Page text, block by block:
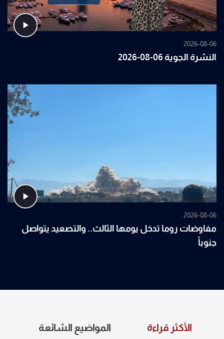
2026-08-06
النشرة الجوية 06-08-2026
2026-08-06
مفاوضات روما تدخل يومها الثالث.. والتصعيد يتواصل
جنوباً
الأكثر قراءة المواضيع الشائعة